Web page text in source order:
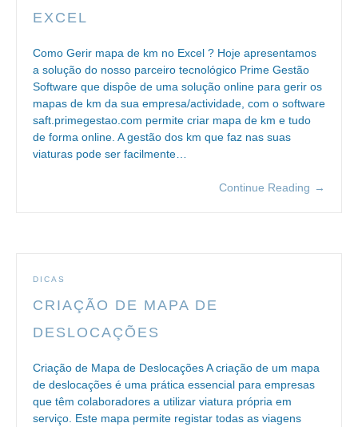
EXCEL
Como Gerir mapa de km no Excel ? Hoje apresentamos
a solução do nosso parceiro tecnológico Prime Gestão
Software que dispôe de uma solução online para gerir os
mapas de km da sua empresa/actividade, com o software
saft.primegestao.com permite criar mapa de km e tudo
de forma online. A gestão dos km que faz nas suas
viaturas pode ser facilmente…
Continue Reading →
DICAS
CRIAÇÃO DE MAPA DE
DESLOCAÇÕES
Criação de Mapa de Deslocações A criação de um mapa
de deslocações é uma prática essencial para empresas
que têm colaboradores a utilizar viatura própria em
serviço. Este mapa permite registar todas as viagens